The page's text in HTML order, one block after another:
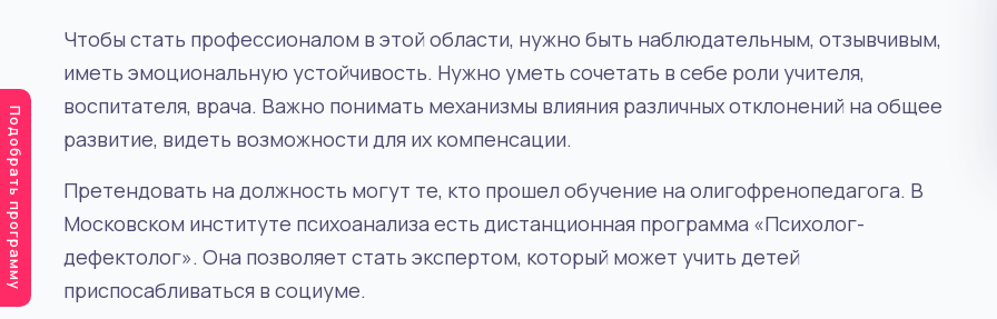
Чтобы стать профессионалом в этой области, нужно быть наблюдательным, отзывчивым,
иметь эмоциональную устойчивость. Нужно уметь сочетать в себе роли учителя,
воспитателя, врача. Важно понимать механизмы влияния различных отклонений на общее
развитие, видеть возможности для их компенсации.
Претендовать на должность могут те, кто прошел обучение на олигофренопедагога. В
Московском институте психоанализа есть дистанционная программа «Психолог-
дефектолог». Она позволяет стать экспертом, который может учить детей
приспосабливаться в социуме.
АКТУАЛЬНАЯ ПРОФЕССИЯ
Подобрать программу